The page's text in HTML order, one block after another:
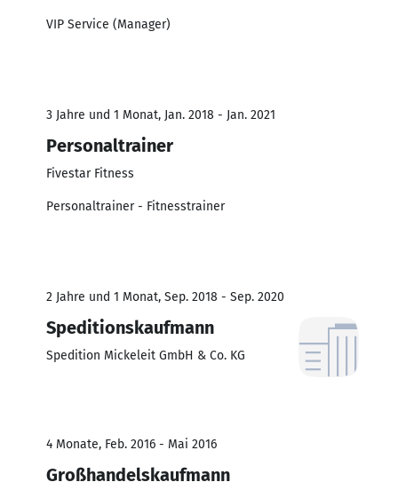
VIP Service (Manager)
3 Jahre und 1 Monat, Jan. 2018 - Jan. 2021
Personaltrainer
Fivestar Fitness
Personaltrainer - Fitnesstrainer
2 Jahre und 1 Monat, Sep. 2018 - Sep. 2020
Speditionskaufmann
Spedition Mickeleit GmbH & Co. KG
4 Monate, Feb. 2016 - Mai 2016
Großhandelskaufmann